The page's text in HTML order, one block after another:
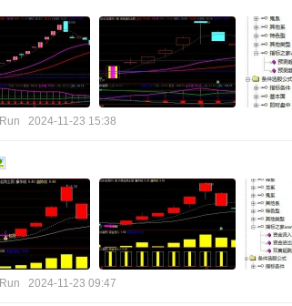
Run 2024-11-23 15:38
Run 2024-11-23 09:47